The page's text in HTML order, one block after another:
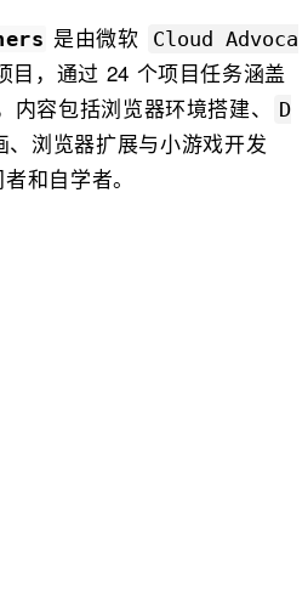
是由微软
Cloud Advoca
目，通过 24 个项目任务涵盖
内容包括浏览器环境搭建、
D
、浏览器扩展与小游戏开发
和自学者。